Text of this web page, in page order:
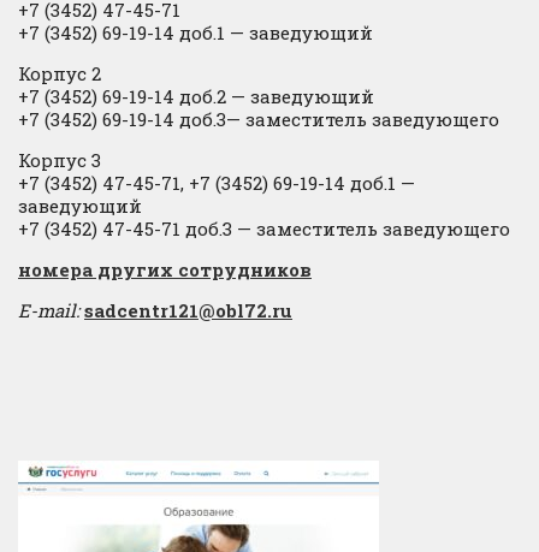
+7 (3452) 47-45-71
+7 (3452) 69-19-14 доб.1 — заведующий
Корпус 2
+7 (3452) 69-19-14 доб.2 — заведующий
+7 (3452) 69-19-14 доб.3— заместитель заведующего
Корпус 3
+7 (3452) 47-45-71, +7 (3452) 69-19-14 доб.1 —
заведующий
+7 (3452) 47-45-71 доб.3 — заместитель заведующего
​номера других сотрудников
E-mail: sadcentr121@obl72.ru